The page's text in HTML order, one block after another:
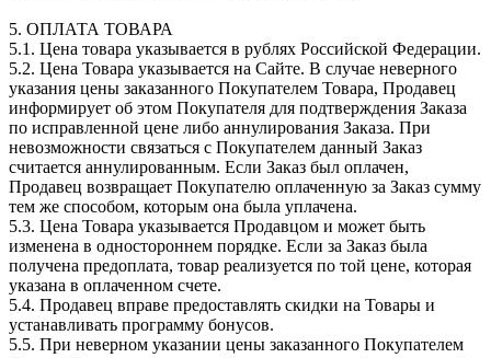
5. ОПЛАТА ТОВАРА
5.1. Цена товара указывается в рублях Российской Федерации.
5.2. Цена Товара указывается на Сайте. В случае неверного
указания цены заказанного Покупателем Товара, Продавец
информирует об этом Покупателя для подтверждения Заказа
по исправленной цене либо аннулирования Заказа. При
невозможности связаться с Покупателем данный Заказ
считается аннулированным. Если Заказ был оплачен,
Продавец возвращает Покупателю оплаченную за Заказ сумму
тем же способом, которым она была уплачена.
5.3. Цена Товара указывается Продавцом и может быть
изменена в одностороннем порядке. Если за Заказ была
получена предоплата, товар реализуется по той цене, которая
указана в оплаченном счете.
5.4. Продавец вправе предоставлять скидки на Товары и
устанавливать программу бонусов.
5.5. При неверном указании цены заказанного Покупателем